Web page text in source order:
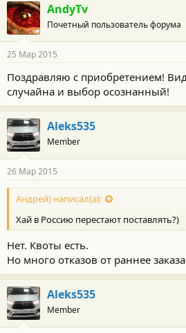
AndyTv
Почетный пользователь форума
25 Мар 2015
Поздравляю с приобретением!
случайна и выбор осознанный!
Aleks535
Member
26 Мар 2015
Андрей) написал(а):
Хай в Россию перестают поставлять?)
Нет. Квоты есть.
Но много отказов от раннее
Aleks535
Member